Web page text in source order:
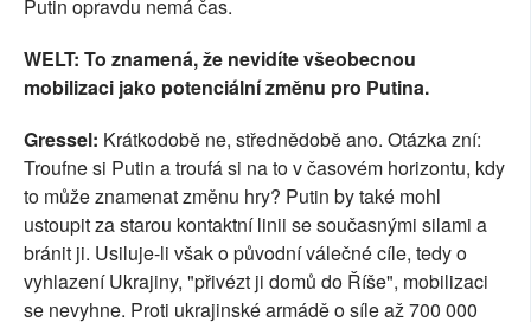
Putin opravdu nemá čas.
WELT: To znamená, že nevidíte všeobecnou
mobilizaci jako potenciální změnu pro Putina.
Gressel: Krátkodobě ne, střednědobě ano. Otázka zní:
Troufne si Putin a troufá si na to v časovém horizontu, kdy
to může znamenat změnu hry? Putin by také mohl
ustoupit za starou kontaktní linii se současnými silami a
bránit ji. Usiluje-li však o původní válečné cíle, tedy o
vyhlazení Ukrajiny, "přivézt ji domů do Říše", mobilizaci
se nevyhne. Proti ukrajinské armádě o síle až 700 000